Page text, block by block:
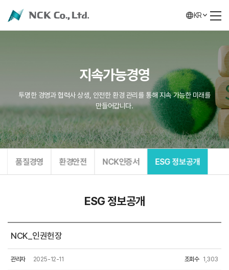
KR
지속가능경영
투명한 경영과 협력사 상생, 안전한 환경 관리를 통해 지속 가능한 미래를
만들어갑니다.
품질경영 환경안전 NCK인증서 ESG 정보공개
ESG 정보공개
NCK_인권헌장
관리자 2025-12-11 조회수 1,303